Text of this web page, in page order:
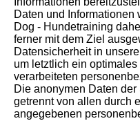
Daten und
Dog - Hundetraining
ferner mit dem Ziel
Datensicherheit in
um letztlich ein
verarbeiteten
Die anonymen Daten
getrennt von allen durch
angegebenen